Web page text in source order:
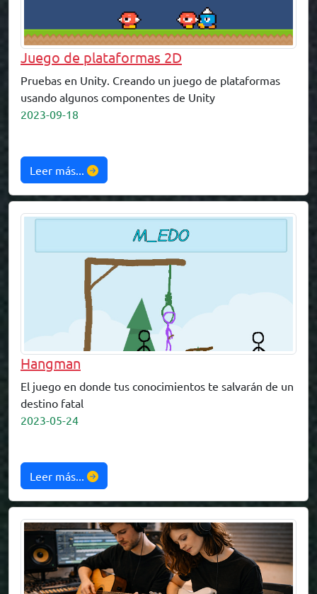
Juego de plataformas 2D
Pruebas en Unity. Creando un juego de plataformas
usando algunos componentes de Unity
2023-09-18
Leer más...
Hangman
El juego en donde tus conocimientos te salvarán de un
destino fatal
2023-05-24
Leer más...